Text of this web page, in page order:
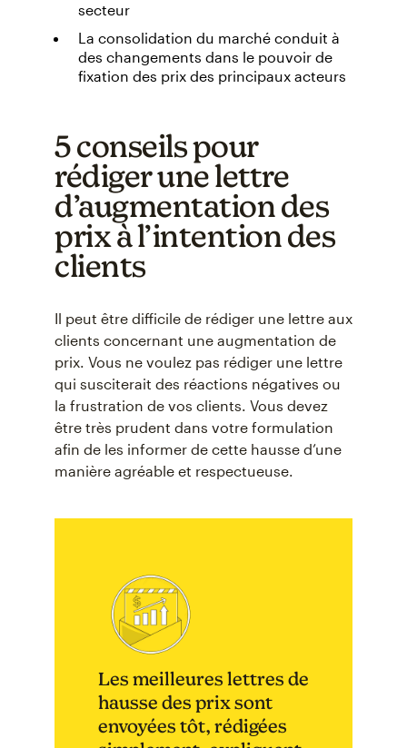
secteur
La consolidation du marché conduit à
des changements dans le pouvoir de
fixation des prix des principaux acteurs
5 conseils pour
rédiger une lettre
d’augmentation des
prix à l’intention des
clients
Il peut être difficile de rédiger une lettre aux
clients concernant une augmentation de
prix. Vous ne voulez pas rédiger une lettre
qui susciterait des réactions négatives ou
la frustration de vos clients. Vous devez
être très prudent dans votre formulation
afin de les informer de cette hausse d’une
manière agréable et respectueuse.
Les meilleures lettres de
hausse des prix sont
envoyées tôt, rédigées